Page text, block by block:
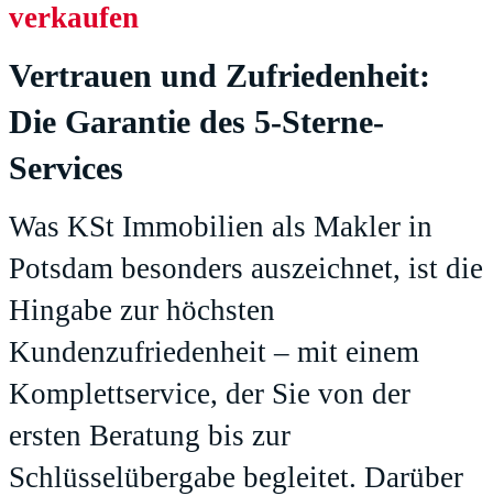
verkaufen
Vertrauen und Zufriedenheit:
Die Garantie des 5-Sterne-
Services
Was KSt Immobilien als Makler in
Potsdam besonders auszeichnet, ist die
Hingabe zur höchsten
Kundenzufriedenheit – mit einem
Komplettservice, der Sie von der
ersten Beratung bis zur
Schlüsselübergabe begleitet. Darüber